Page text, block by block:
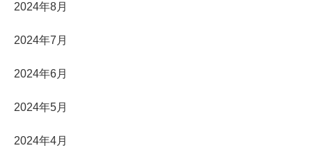
2024年8月
2024年7月
2024年6月
2024年5月
2024年4月